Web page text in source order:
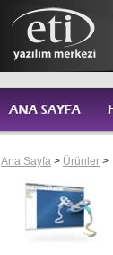
Ana Sayfa > Ürünler >